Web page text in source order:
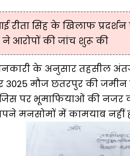
रीता सिंह के खिलाफ
आरोपों की जांच शुरू की
के अनुसार तहसील
मौज छतरपुर की जमीन
जिस पर भूमाफियाओं की
मनसोमों में कामयाब नहीं